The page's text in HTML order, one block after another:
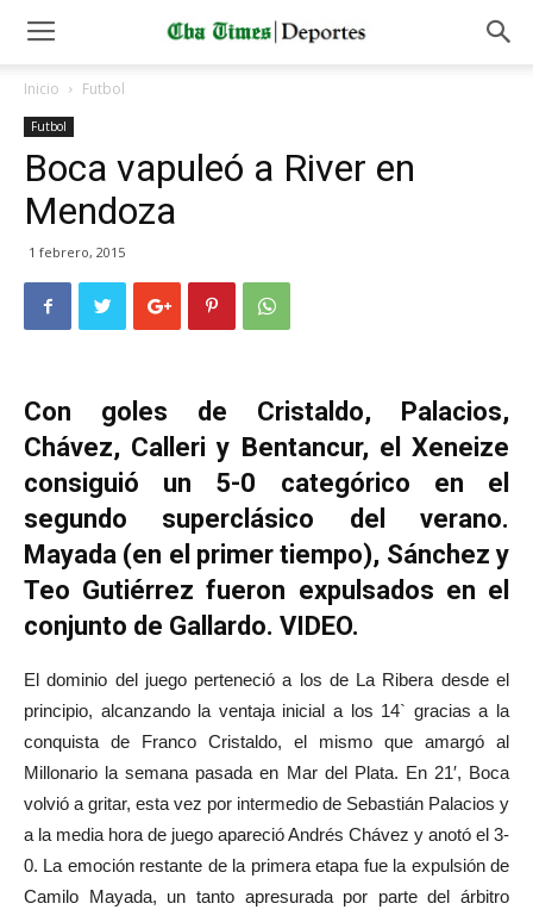
Inicio Futbol
Futbol
Boca vapuleó a River en
Mendoza
1 febrero, 2015
Con goles de Cristaldo, Palacios,
Chávez, Calleri y Bentancur, el Xeneize
consiguió un 5-0 categórico en el
segundo superclásico del verano.
Mayada (en el primer tiempo), Sánchez y
Teo Gutiérrez fueron expulsados en el
conjunto de Gallardo. VIDEO.
El dominio del juego perteneció a los de La Ribera desde el
principio, alcanzando la ventaja inicial a los 14` gracias a la
conquista de Franco Cristaldo, el mismo que amargó al
Millonario la semana pasada en Mar del Plata. En 21′, Boca
volvió a gritar, esta vez por intermedio de Sebastián Palacios y
a la media hora de juego apareció Andrés Chávez y anotó el 3-
0. La emoción restante de la primera etapa fue la expulsión de
Camilo Mayada, un tanto apresurada por parte del árbitro